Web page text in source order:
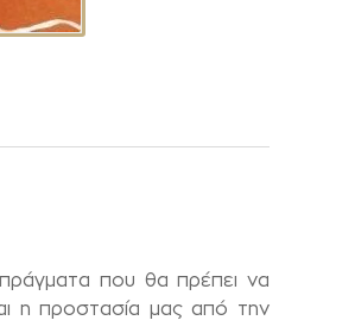
που θα πρέπει να
η προστασία μας από την